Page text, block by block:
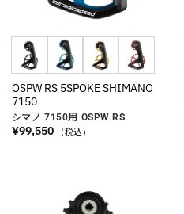
OSPW RS 5SPOKE SHIMANO
7150
シマノ 7150用 OSPW RS
¥99,550 （税込）